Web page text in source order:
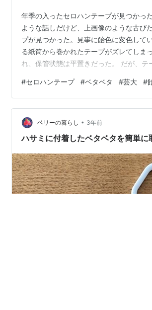
年季の入ったセロハンテープが見つかっ
ような話しだけど、上画像のような古び
プが見つかった。見事に飴色に変色して
る紙筒から巻かれたテープがズレてしま
れ、保管状態は平置きだった。 だが、テ
コレをいったいど～するか？ 粘着性は残
うが・・・妙なベタベタ感が生じている
それに使った瞬間に妙に飴色で古びた感
どうなんだろう？ もっともセロハンテー
うのは一時的な固定であって、半永久的
#セロハンテープ #ベタベタ #芸大 #
ベリーの暮らし • 3年前
ハサミに付着したベタベタを簡単に